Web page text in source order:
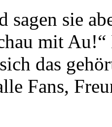
sagen sie
mit
das
Fans,